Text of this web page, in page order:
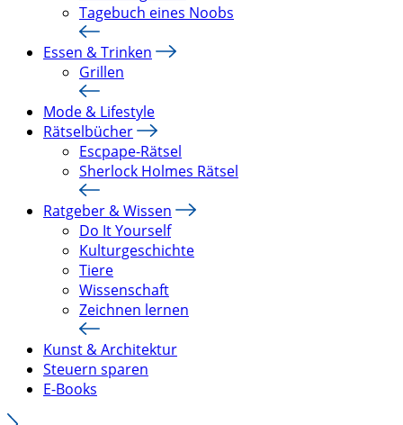
Tagebuch eines Noobs
Essen & Trinken
Grillen
Mode & Lifestyle
Rätselbücher
Escpape-Rätsel
Sherlock Holmes Rätsel
Ratgeber & Wissen
Do It Yourself
Kulturgeschichte
Tiere
Wissenschaft
Zeichnen lernen
Kunst & Architektur
Steuern sparen
E-Books